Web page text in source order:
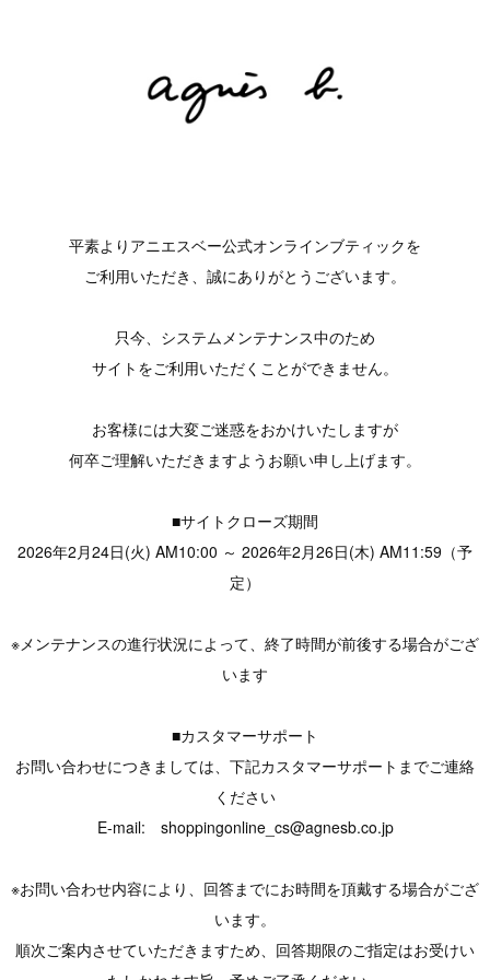
平素よりアニエスベー公式オンラインブティックを
ご利用いただき、誠にありがとうございます。
只今、システムメンテナンス中のため
サイトをご利用いただくことができません。
お客様には大変ご迷惑をおかけいたしますが
何卒ご理解いただきますようお願い申し上げます。
■サイトクローズ期間
2026年2月24日(火) AM10:00 ～ 2026年2月26日(木) AM11:59（予
定）
※メンテナンスの進行状況によって、終了時間が前後する場合がござ
います
■カスタマーサポート
お問い合わせにつきましては、下記カスタマーサポートまでご連絡
ください
E-mail: shoppingonline_cs@agnesb.co.jp
※お問い合わせ内容により、回答までにお時間を頂戴する場合がござ
います。
順次ご案内させていただきますため、回答期限のご指定はお受けい